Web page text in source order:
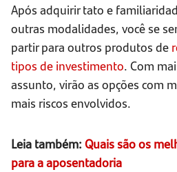
Após adquirir tato e
outras modalidades, você se
partir para outros produtos de
tipos de investimento. Com
assunto, virão as opções com
mais riscos envolvidos.
Leia também: Quais são os
para a aposentadoria